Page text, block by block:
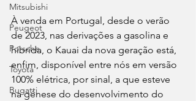
Mitsubishi
Peugeot
Porsche
Toyota
Bugatti
À venda em Portugal, desde o verão
de 2023, nas derivações a gasolina e
híbrida, o Kauai da nova geração está,
enfim, disponível entre nós em versão
100% elétrica, por sinal, a que esteve
na génese do desenvolvimento do